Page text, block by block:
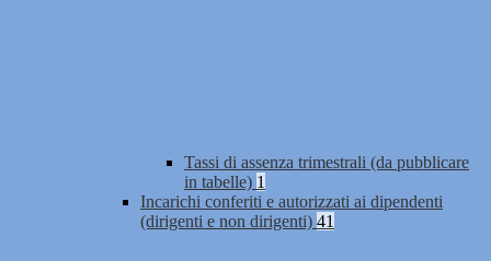
Tassi di assenza trimestrali (da pubblicare
in tabelle) 1
Incarichi conferiti e autorizzati ai dipendenti
(dirigenti e non dirigenti) 41